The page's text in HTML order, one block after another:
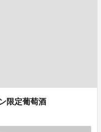
限定葡萄酒